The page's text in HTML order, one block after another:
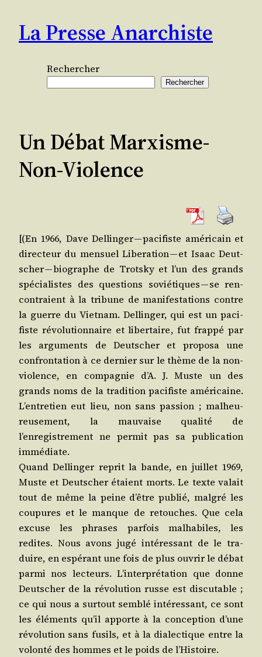
contenu
La Presse Anarchiste
Rechercher
Rechercher
Un Débat Marxisme-
Non-Violence
[(En 1966, Dave Del­lin­ger — paci­fiste amé­ri­cain et
direc­teur du men­suel Libe­ra­tion — et Isaac Deut­
scher — bio­graphe de Trots­ky et l’un des grands
spé­cia­listes des ques­tions sovié­tiques — se ren­
con­traient à la tri­bune de mani­fes­ta­tions contre
la guerre du Viet­nam. Del­lin­ger, qui est un paci­
fiste révo­lu­tion­naire et liber­taire, fut frap­pé par
les argu­ments de Deut­scher et pro­po­sa une
confron­ta­tion à ce der­nier sur le thème de la non-
vio­lence, en com­pa­gnie d’A. J. Muste un des
grands noms de la tra­di­tion paci­fiste amé­ri­caine.
L’entretien eut lieu, non sans pas­sion ; mal­heu­
reu­se­ment, la mau­vaise qua­li­té de
l’enregistrement ne per­mit pas sa publi­ca­tion
immédiate.
Quand Del­lin­ger reprit la bande, en juillet 1969,
Muste et Deut­scher étaient morts. Le texte valait
tout de même la peine d’être publié, mal­gré les
cou­pures et le manque de retouches. Que cela
excuse les phrases par­fois mal­ha­biles, les
redites. Nous avons jugé inté­res­sant de le tra­
duire, en espé­rant une fois de plus ouvrir le débat
par­mi nos lec­teurs. L’interprétation que donne
Deut­scher de la révo­lu­tion russe est dis­cu­table ;
ce qui nous a sur­tout sem­blé inté­res­sant, ce sont
les élé­ments qu’il apporte à la concep­tion d’une
révo­lu­tion sans fusils, et à la dia­lec­tique entre la
volon­té des hommes et le poids de l’Histoire.